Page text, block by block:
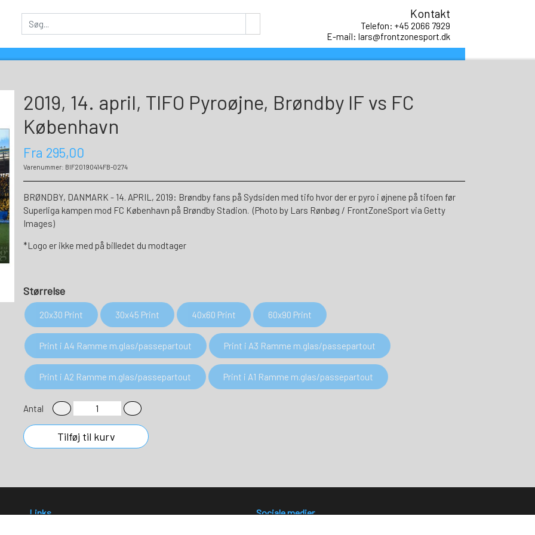
Kontakt
Telefon: +45 2066 7929
E-mail: lars@frontzonesport.dk
2019, 14. april, TIFO Pyroøjne, Brøndby IF vs FC
København
Fra 295,00
Varenummer: BIF20190414FB-0274
BRØNDBY, DANMARK - 14. APRIL, 2019: Brøndby fans på Sydsiden med tifo hvor der er pyro i øjnene på tifoen før
Superliga kampen mod FC København på Brøndby Stadion. (Photo by Lars Rønbøg / FrontZoneSport via Getty
Images)
*Logo er ikke med på billedet du modtager
Størrelse
20x30 Print 30x45 Print 40x60 Print 60x90 Print
Print i A4 Ramme m.glas/passepartout Print i A3 Ramme m.glas/passepartout
Print i A2 Ramme m.glas/passepartout Print i A1 Ramme m.glas/passepartout
Antal
Tilføj til kurv
Links Sociale medier